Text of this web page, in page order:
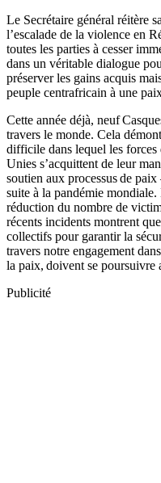
Le Secrétaire général réitère
l’escalade de la violence en
toutes les parties à cesser
dans un véritable dialogue
préserver les gains acquis
peuple centrafricain à une
Cette année déjà, neuf
travers le monde. Cela
difficile dans lequel les
Unies s’acquittent de leur
soutien aux processus de
suite à la pandémie
réduction du nombre de
récents incidents montrent
collectifs pour garantir la
travers notre engagement
la paix, doivent se poursuivre
Publicité